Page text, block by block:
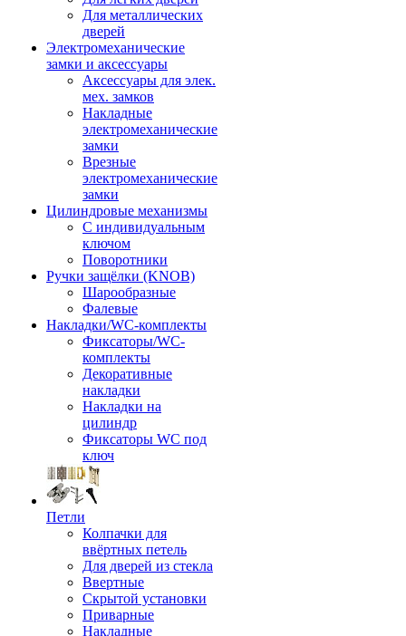
Для металлических
дверей
Электромеханические
замки и аксессуары
Аксессуары для элек.
мех. замков
Накладные
электромеханические
замки
Врезные
электромеханические
замки
Цилиндровые механизмы
С индивидуальным
ключом
Поворотники
Ручки защёлки (KNOB)
Шарообразные
Фалевые
Накладки/WC-комплекты
Фиксаторы/WC-
комплекты
Декоративные
накладки
Накладки на
цилиндр
Фиксаторы WC под
ключ
Петли
Колпачки для
ввёртных петель
Для дверей из стекла
Ввертные
Скрытой установки
Приварные
Накладные